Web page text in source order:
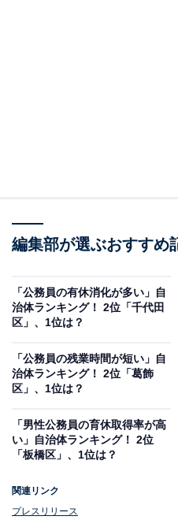
編集部が選ぶおすすめ
「公務員の有休消化が多い」自
治体ランキング！ 2位「千代田
区」、1位は？
「公務員の残業時間が短い」自
治体ランキング！ 2位「葛飾
区」、1位は？
「男性公務員の育休取得率が高
い」自治体ランキング！ 2位
「板橋区」、1位は？
関連リンク
プレスリリース